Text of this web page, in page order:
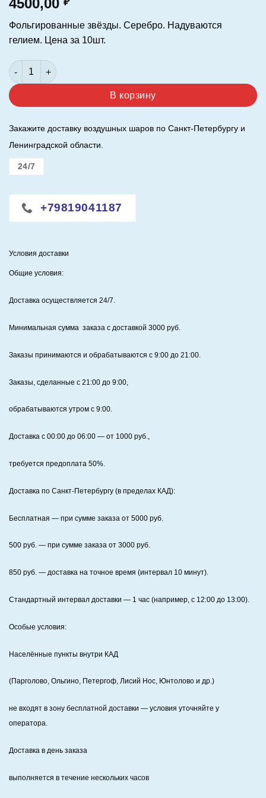
4500,00
Фольгированные звёзды. Серебро. Надуваются
гелием. Цена за 10шт.
Количество товара Фольгированные звёзды 18"/46см.
В корзину
Alternative:
Закажите доставку воздушных шаров по Санкт-Петербургу и
Ленинградской области.
24/7
+79819041187
Условия доставки
Общие условия:
Доставка осуществляется 24/7.
Минимальная сумма заказа с доставкой 3000 руб.
Заказы принимаются и обрабатываются с 9:00 до 21:00.
Заказы, сделанные с 21:00 до 9:00,
обрабатываются утром с 9:00.
Доставка с 00:00 до 06:00 — от 1000 руб.,
требуется предоплата 50%.
Доставка по Санкт‑Петербургу (в пределах КАД):
Бесплатная — при сумме заказа от 5000 руб.
500 руб. — при сумме заказа от 3000 руб.
850 руб. — доставка на точное время (интервал 10 минут).
Стандартный интервал доставки — 1 час (например, с 12:00 до 13:00).
Особые условия:
Населённые пункты внутри КАД
(Парголово, Ольгино, Петергоф, Лисий Нос, Юнтолово и др.)
не входят в зону бесплатной доставки — условия уточняйте у
оператора.
Доставка в день заказа
выполняется в течение нескольких часов